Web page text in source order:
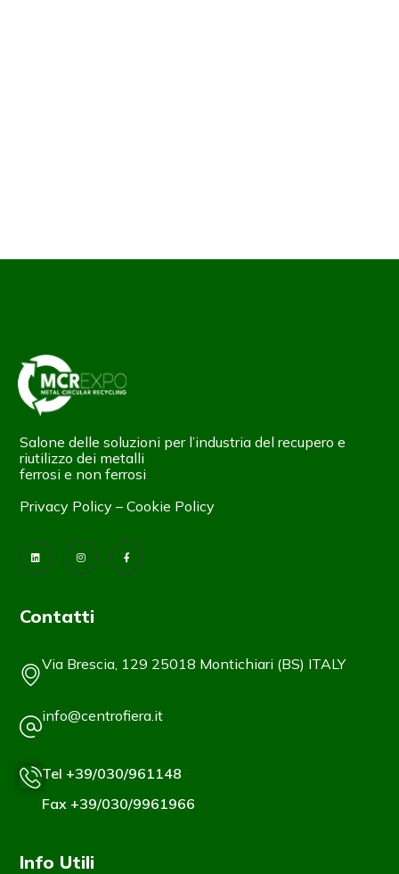
Salone delle soluzioni per l’industria del recupero e
riutilizzo dei metalli
ferrosi e non ferrosi
Privacy Policy –Cookie Policy
Contatti
Via Brescia, 129 25018 Montichiari (BS) ITALY
info@centrofiera.it
Tel +39/030/961148
Fax +39/030/9961966
Info Utili